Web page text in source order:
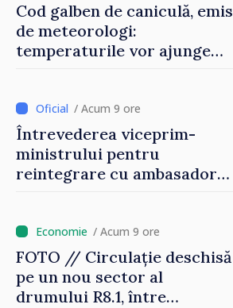
Cod galben de caniculă, emis
de meteorologi:
temperaturile vor ajunge
/ Acum 9 ore
Întrevederea viceprim-
ministrului pentru
reintegrare cu ambasadorul
/ Acum 9 ore
FOTO // Circulație deschisă
pe un nou sector al
drumului R8.1, între